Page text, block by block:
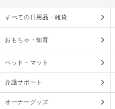
すべての日用品・雑貨
おもちゃ・知育
ベッド・マット
介護サポート
オーナーグッズ